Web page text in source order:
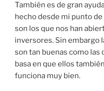
También es de gran
hecho desde mi punto
son los que nos han
inversores. Sin embargo
son tan buenas como las
basa en que ellos
funciona muy bien.